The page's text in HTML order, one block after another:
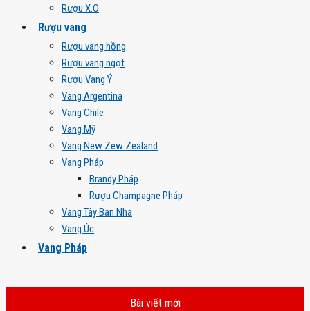
Rượu X.O
Rượu vang
Rượu vang hồng
Rượu vang ngọt
Rượu Vang Ý
Vang Argentina
Vang Chile
Vang Mỹ
Vang New Zew Zealand
Vang Pháp
Brandy Pháp
Rượu Champagne Pháp
Vang Tây Ban Nha
Vang Úc
Vang Pháp
Bài viết mới